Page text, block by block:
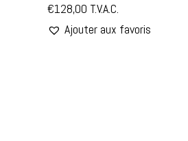
€128,00 T.V.A.C.
Ajouter aux favoris